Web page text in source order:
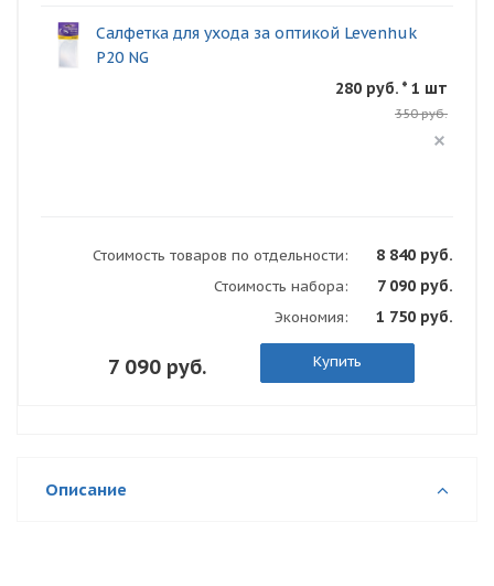
Салфетка для ухода за оптикой Levenhuk
P20 NG
280 руб. * 1 шт
350 руб.
Стоимость товаров по отдельности: 8 840 руб.
Стоимость набора: 7 090 руб.
Экономия: 1 750 руб.
7 090 руб. Купить
Описание